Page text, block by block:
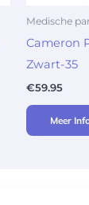
Medische
Cameron
Zwart-35
€59.95
Meer